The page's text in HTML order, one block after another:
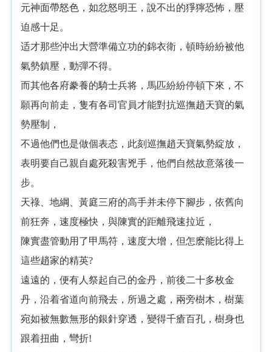
元神面帶怒色，如忿怒明王，說不出的猙獰恐怖，壓
迫感十足。
适才那些沖出大營準備立功的錦衣衛，頓時紛紛被他
氣勢鎮壓，動彈不得。
而其他各府豢養的騎士兵将，馬匹紛紛停頓下來，不
願再向前走，隻有各司官員才能對抗巡撫趙天寶的氣
勢壓制，
不過他們也是做個表态，此刻巡撫趙天寶氣勢綻放，
表明要自己親自處死殺害兇手，他們自然故意落後一
步。
天祿、地綱、黃庭三府的高手并未停下腳步，依舊向
前狂奔，速度極快，與陳實的距離飛速拉近，
陳實盡管動用了甲馬符，速度大增，但怎麽能比得上
這些趙家的精英?
遠遠的，便有人祭起自己的金丹，前後二十多枚金
丹，沿着省道向前飛去，所過之處，兩旁樹木，樹葉
宛如被無數無形的銀針穿透，變得千瘡百孔，樹身也
跟着扭曲，彎折!